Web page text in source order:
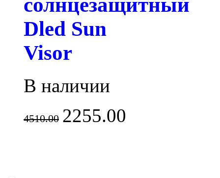
солнцезащитный
Dled Sun
Visor
В наличии
4510.00 2255.00